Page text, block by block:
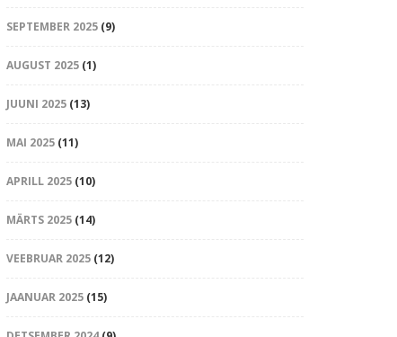
SEPTEMBER 2025(9)
AUGUST 2025(1)
JUUNI 2025(13)
MAI 2025(11)
APRILL 2025(10)
MÄRTS 2025(14)
VEEBRUAR 2025(12)
JAANUAR 2025(15)